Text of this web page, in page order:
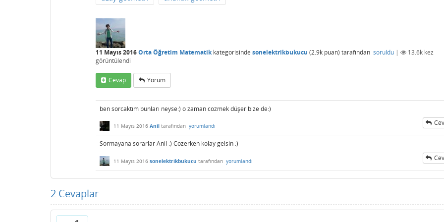
11 Mayıs 2016Orta Öğretim Matematikkategorisinde sonelektrikbukucu (2.9k puan) tarafından soruldu | 13.6k kez
görüntülendi
Cevap Yorum
ben sorcaktım bunları neyse:) o zaman cozmek düşer bize de:)
11 Mayıs 2016 Anil tarafından yorumlandı
Sormayana sorarlar Anil :) Cozerken kolay gelsin :)
11 Mayıs 2016 sonelektrikbukucu tarafından yorumlandı
2 Cevaplar